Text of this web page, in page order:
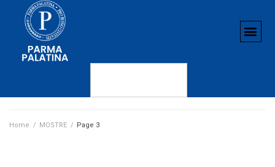
Home / MOSTRE / Page 3